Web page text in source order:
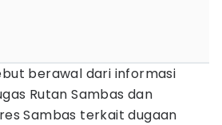
berawal dari informasi
Rutan Sambas dan
Sambas terkait dugaan